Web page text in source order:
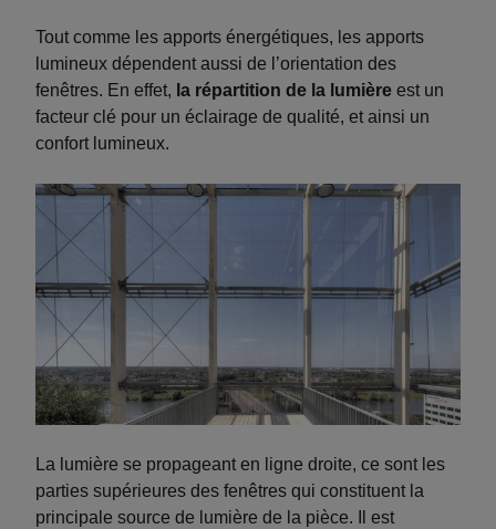
Tout comme les apports énergétiques, les apports
lumineux dépendent aussi de l’orientation des
fenêtres. En effet, la répartition de la lumière est un
facteur clé pour un éclairage de qualité, et ainsi un
confort lumineux.
La lumière se propageant en ligne droite, ce sont les
parties supérieures des fenêtres qui constituent la
principale source de lumière de la pièce. Il est